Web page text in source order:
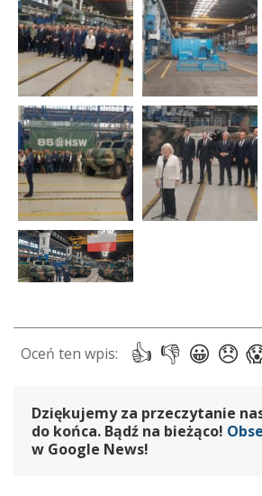
Dziękujemy za przeczytanie
do końca. Bądź na bieżąco!
w Google News!